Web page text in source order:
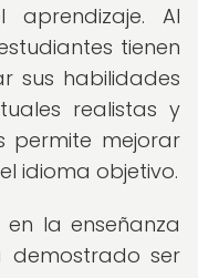
aprendizaje. Al
tienen
sus habilidades
realistas y
permite mejorar
idioma objetivo.
la enseñanza
demostrado ser